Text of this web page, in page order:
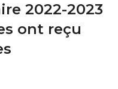
2022-2023
ont reçu